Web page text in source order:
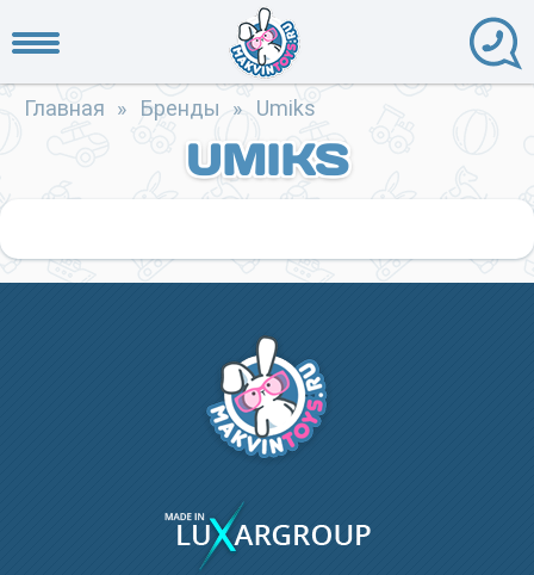
Главная » Бренды » Umiks
UMIKS